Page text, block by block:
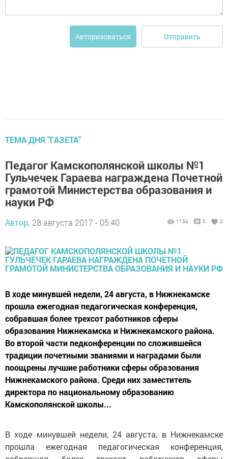
Авторизоваться Отправить
ТЕМА ДНЯ "ГАЗЕТА"
Педагог Камскополянской школы №1
Гульчечек Гараева награждена Почетной
грамотой Министерства образования и
науки РФ
Автор, 28 августа 2017 - 05:40 1134 0 0
В ходе минувшей недели, 24 августа, в Нижнекамске
прошла ежегодная педагогическая конференция,
собравшая более трехсот работников сферы
образования Нижнекамска и Нижнекамского района.
Во второй части педконференции по сложившейся
традиции почетными званиями и наградами были
поощрены лучшие работники сферы образования
Нижнекамского района. Среди них заместитель
директора по национальному образованию
Камскополянской школы...
В ходе минувшей недели, 24 августа, в Нижнекамске
прошла ежегодная педагогическая конференция,